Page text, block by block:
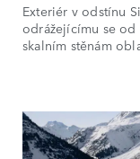
Exteriér v odstínu
odrážejícímu se od
skalním stěnám